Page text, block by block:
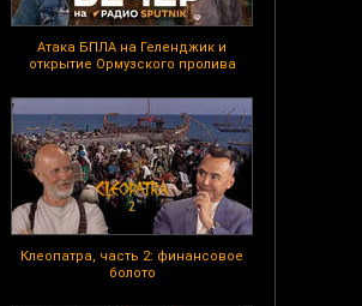
Атака БПЛА на Геленджик и
открытие Ормузского пролива
Клеопатра, часть 2: финансовое
болото